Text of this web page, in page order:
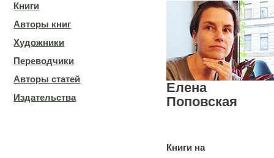
Книги
Авторы книг
Художники
Переводчики
Авторы статей
Издательства
Елена
Поповская
Книги на